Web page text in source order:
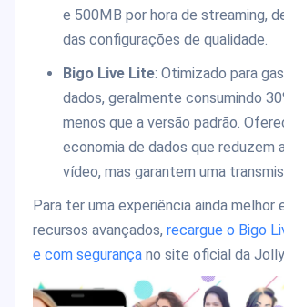
e 500MB por hora de streaming,
das configurações de qualidade.
Bigo Live Lite: Otimizado para
dados, geralmente consumindo
menos que a versão padrão.
economia de dados que reduzem
vídeo, mas garantem uma
Para ter uma experiência ainda melhor
recursos avançados, recargue o Bigo
e com segurança no site oficial da